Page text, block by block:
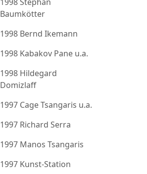
Baumkötter
1998 Bernd Ikemann
1998 Kabakov Pane u.a.
1998 Hildegard
Domizlaff
1997 Cage Tsangaris u.a.
1997 Richard Serra
1997 Manos Tsangaris
1997 Kunst-Station